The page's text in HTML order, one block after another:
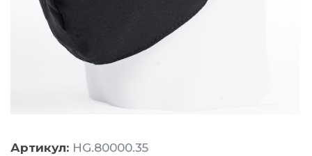
Артикул: HG.80000.35